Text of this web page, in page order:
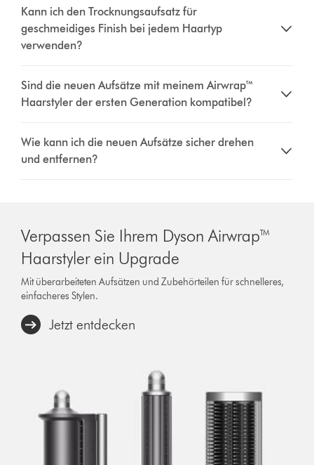
Kann ich den Trocknungsaufsatz für
geschmeidiges Finish bei jedem Haartyp
verwenden?
Sind die neuen Aufsätze mit meinem Airwrap™
Haarstyler der ersten Generation kompatibel?
Wie kann ich die neuen Aufsätze sicher drehen
und entfernen?
Verpassen Sie Ihrem Dyson Airwrap™
Haarstyler ein Upgrade
Mit überarbeiteten Aufsätzen und Zubehörteilen für schnelleres,
einfacheres Stylen.
Jetzt entdecken